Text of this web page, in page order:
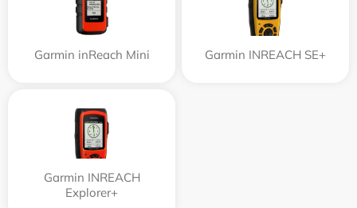
Garmin inReach Mini Garmin INREACH SE+
Garmin INREACH
Explorer+